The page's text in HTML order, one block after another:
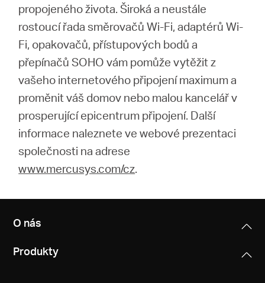
propojeného života. Široká a neustále
rostoucí řada směrovačů Wi-Fi, adaptérů Wi-
Fi, opakovačů, přístupových bodů a
přepínačů SOHO vám pomůže vytěžit z
vašeho internetového připojení maximum a
proměnit váš domov nebo malou kancelář v
prosperující epicentrum připojení. Další
informace naleznete ve webové prezentaci
společnosti na adrese
www.mercusys.com/cz.
O nás
Produkty